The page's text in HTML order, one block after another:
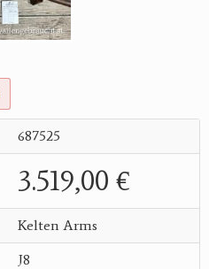
687525
3.519,00 €
Kelten Arms
J8